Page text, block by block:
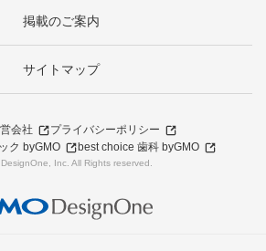
掲載のご案内
サイトマップ
会社
プライバシーポリシー
ク byGMO
best choice 歯科 byGMO
Inc. All Rights reserved.